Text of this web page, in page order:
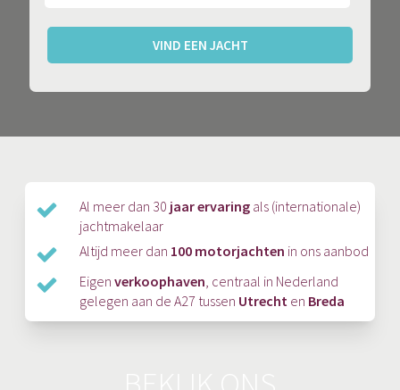
VIND EEN JACHT
Al meer dan 30 jaar ervaring als (internationale)
jachtmakelaar
Altijd meer dan 100 motorjachten in ons aanbod
Eigenverkoophaven, centraal in Nederland
gelegen aan de A27 tussen Utrecht en Breda